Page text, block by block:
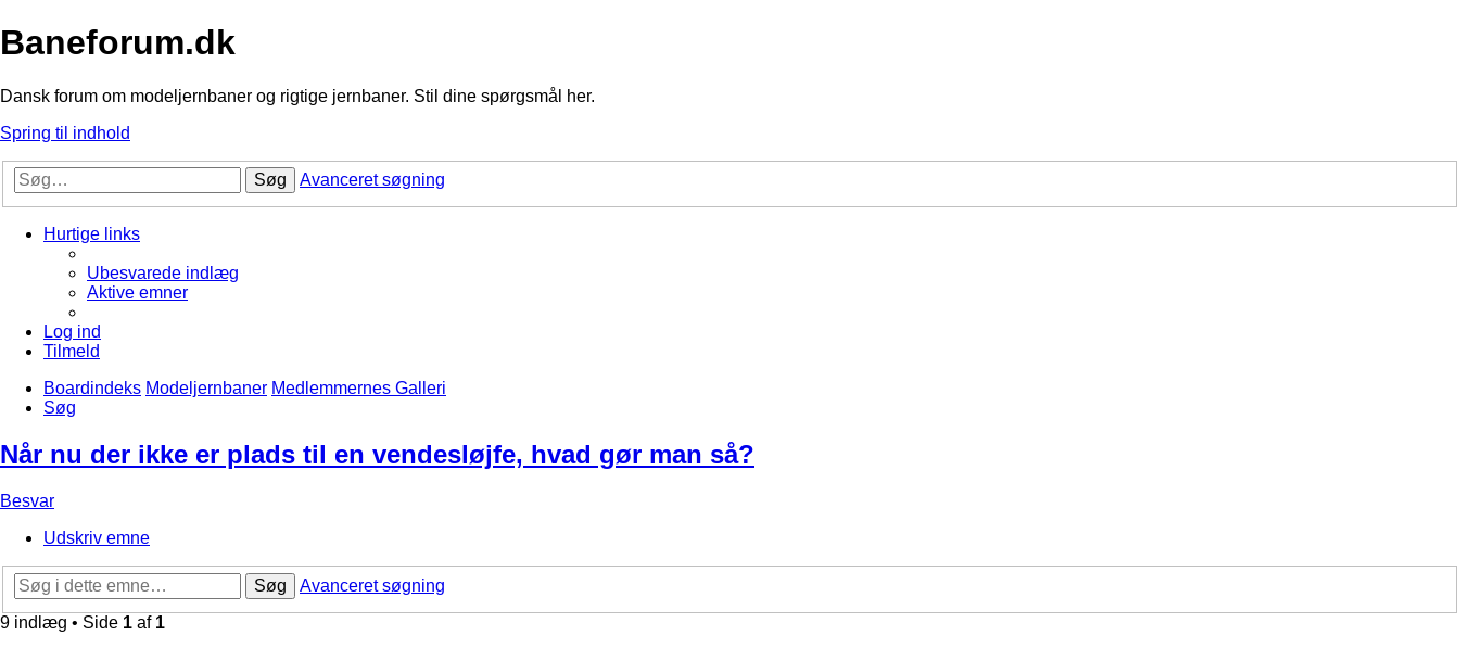
Baneforum.dk
Dansk forum om modeljernbaner og rigtige jernbaner. Stil dine spørgsmål her.
Spring til indhold
Søg Avanceret søgning
Hurtige links
Ubesvarede indlæg
Aktive emner
Log ind
Tilmeld
Boardindeks Modeljernbaner Medlemmernes Galleri
Søg
Når nu der ikke er plads til en vendesløjfe, hvad gør man så?
Besvar
Udskriv emne
Søg
Avanceret søgning
9 indlæg • Side 1 af 1